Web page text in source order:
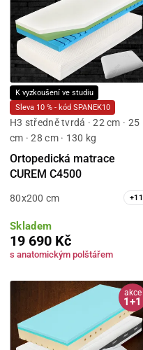
K vyzkoušení ve studiu
Sleva 10 % - kód SPANEK10
H3 středně tvrdá · 22 cm · 25
cm · 28 cm · 130 kg
Ortopedická matrace
CUREM C4500
80x200 cm +11
Skladem
19 690 Kč
s anatomickým polštářem
akce
1+1